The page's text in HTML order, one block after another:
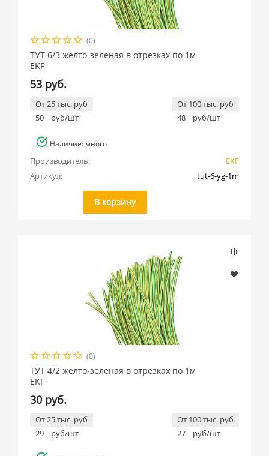
(0)
ТУТ 6/3 желто-зеленая в отрезках по 1м
EKF
53 руб.
От 25 тыс. руб
50
руб/шт
От 100 тыс. руб
48
руб/шт
Наличие: много
Производитель:
EKF
Артикул:
tut-6-yg-1m
В корзину
(0)
ТУТ 4/2 желто-зеленая в отрезках по 1м
EKF
30 руб.
От 25 тыс. руб
29
руб/шт
От 100 тыс. руб
27
руб/шт